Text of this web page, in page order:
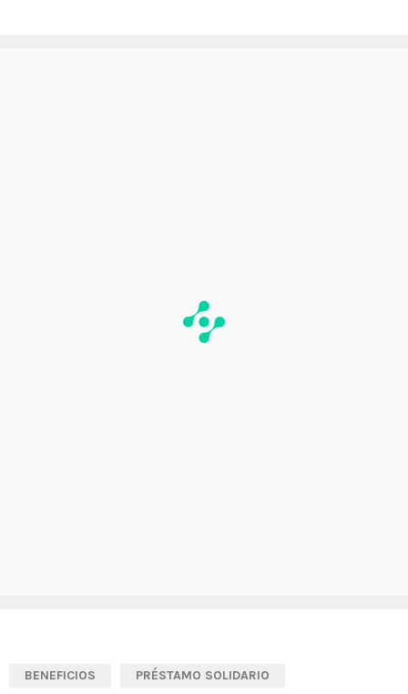
BENEFICIOS PRÉSTAMO SOLIDARIO